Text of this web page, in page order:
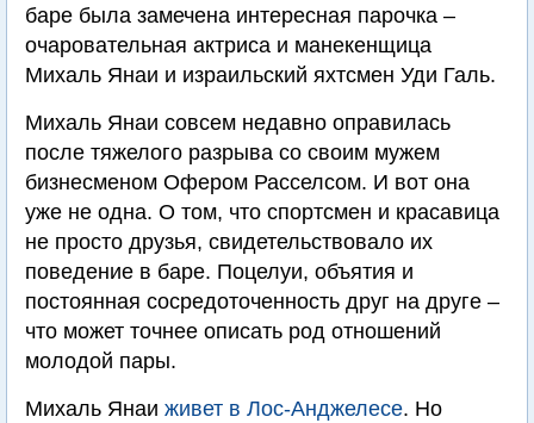
баре была замечена интересная парочка –
очаровательная актриса и манекенщица
Михаль Янаи и израильский яхтсмен Уди Галь.
Михаль Янаи совсем недавно оправилась
после тяжелого разрыва со своим мужем
бизнесменом Офером Расселсом. И вот она
уже не одна. О том, что спортсмен и красавица
не просто друзья, свидетельствовало их
поведение в баре. Поцелуи, объятия и
постоянная сосредоточенность друг на друге –
что может точнее описать род отношений
молодой пары.
Михаль Янаи живет в Лос-Анджелесе. Но